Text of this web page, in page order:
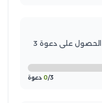
لرفع المستوى.. يجب عليك الحصول على دعوة 3
0/3 دعوة